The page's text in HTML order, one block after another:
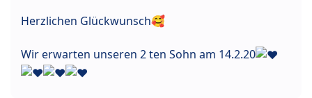
Herzlichen Glückwunsch🥰
Wir erwarten unseren 2 ten Sohn am 14.2.20